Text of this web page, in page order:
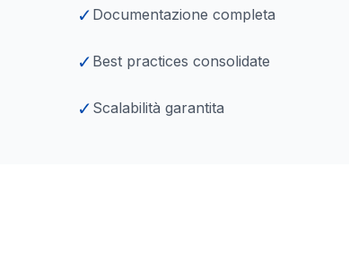
✓ Documentazione completa
✓ Best practices consolidate
✓ Scalabilità garantita